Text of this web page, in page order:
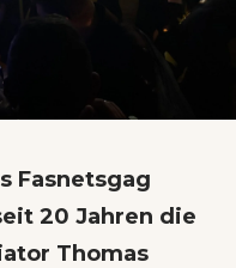
Fasnetsgag
20 Jahren die
Thomas